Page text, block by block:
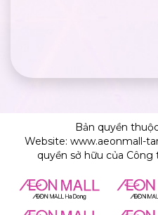
Bản quyền
Website: www.aeonmall-
quyền sở hữu của